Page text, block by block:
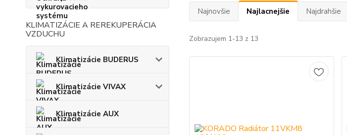
KLIMATIZÁCIE A REREKUPERÁCIA
VZDUCHU
Klimatizácie BUDERUS
Klimatizácie VIVAX
Klimatizácie AUX
Najnovšie Najlacnejšie Najdrahšie
Zobrazujem 1-13 z 13